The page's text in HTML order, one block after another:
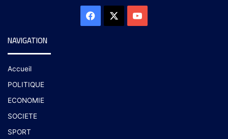
NAVIGATION
Accueil
POLITIQUE
ECONOMIE
SOCIETE
SPORT